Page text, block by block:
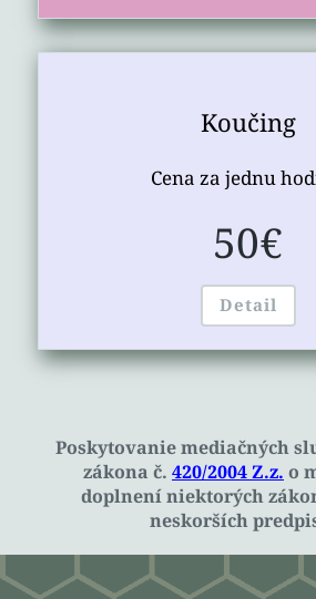
Koučing
Cena za jednu
50€
Detail
Poskytovanie mediačných
zákona č. 420/2004 Z.z. o
doplnení niektorých
neskorších